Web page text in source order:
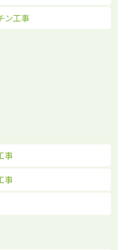
ン工事
事
事